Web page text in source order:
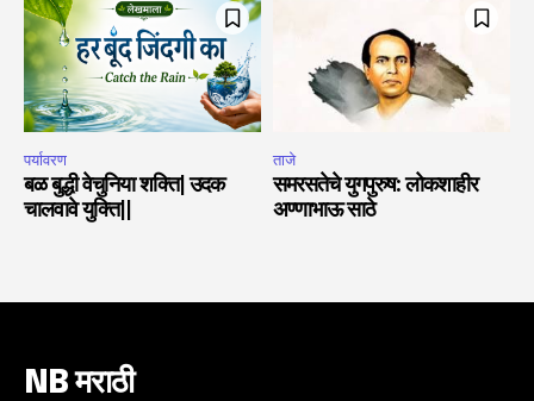
पर्यावरण
बळ बुद्धी वेचुनिया शक्ति| उदक
चालवावे युक्ति||
ताजे
समरसतेचे युगपुरुष: लोकशाहीर
अण्णाभाऊ साठे
NB मराठी